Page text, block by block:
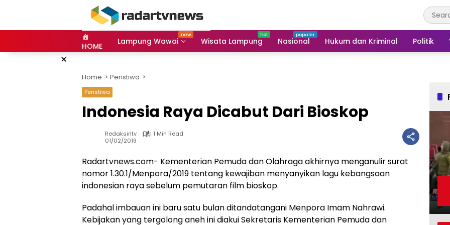
HOME Lampung Wawai Wisata Lampung Nasional Hukum dan Kriminal Politik
×
Home Peristiwa
Peristiwa
Indonesia Raya Dicabut Dari Bioskop
Redaksirltv
1 Min Read
01/02/2019
Radartvnews.com- Kementerian Pemuda dan Olahraga akhirnya menganulir surat
nomor 1.30.1/Menpora/2019 tentang kewajiban menyanyikan lagu kebangsaan
indonesian raya sebelum pemutaran film bioskop.
Padahal imbauan ini baru satu bulan ditandatangani Menpora Imam Nahrawi.
Kebijakan yang tergolong aneh ini diakui Sekretaris Kementerian Pemuda dan